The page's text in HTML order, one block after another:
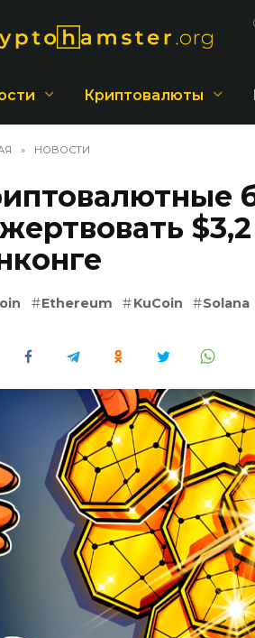
Криптовалюты
» НОВОСТИ
Ethereum KuCoin Solana